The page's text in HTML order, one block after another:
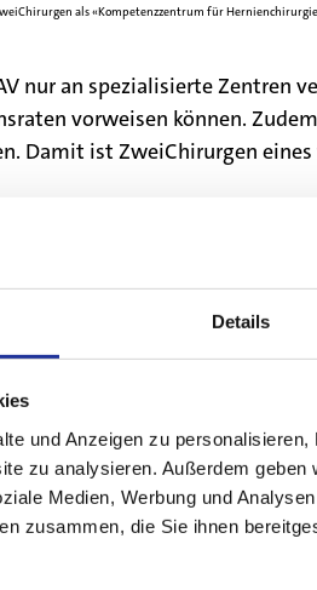
Details
und Anzeigen zu
zu analysieren. Außerdem
Medien, Werbung und
zusammen, die Sie ihnen
als «Kompetenzzentrum für
nur an spezialisierte Zentren
vorweisen können.
Damit ist ZweiChirurgen
und PD Dr. med.
in Birmingham! Wir freuen uns, Selina auf ihrem
Mitarbeit. Bei sommerlichen Temperaturen,